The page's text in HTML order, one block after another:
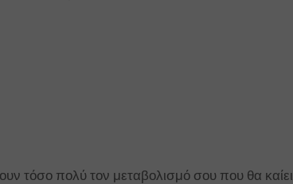
τόσο πολύ τον μεταβολισμό σου που θα καίει